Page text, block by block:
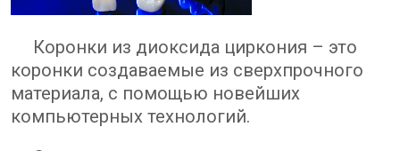
Коронки из диоксида циркония – это
коронки создаваемые из сверхпрочного
материала, с помощью новейших
компьютерных технологий.